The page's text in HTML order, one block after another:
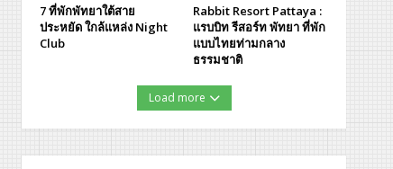
7 ที่พักพัทยาใต้สาย
ประหยัด ใกล้แหล่ง Night
Club
Rabbit Resort Pattaya :
แรบบิท รีสอร์ท พัทยา ที่พัก
แบบไทยท่ามกลาง
ธรรมชาติ
Load more